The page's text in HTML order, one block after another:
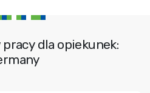
dla opiekunek: